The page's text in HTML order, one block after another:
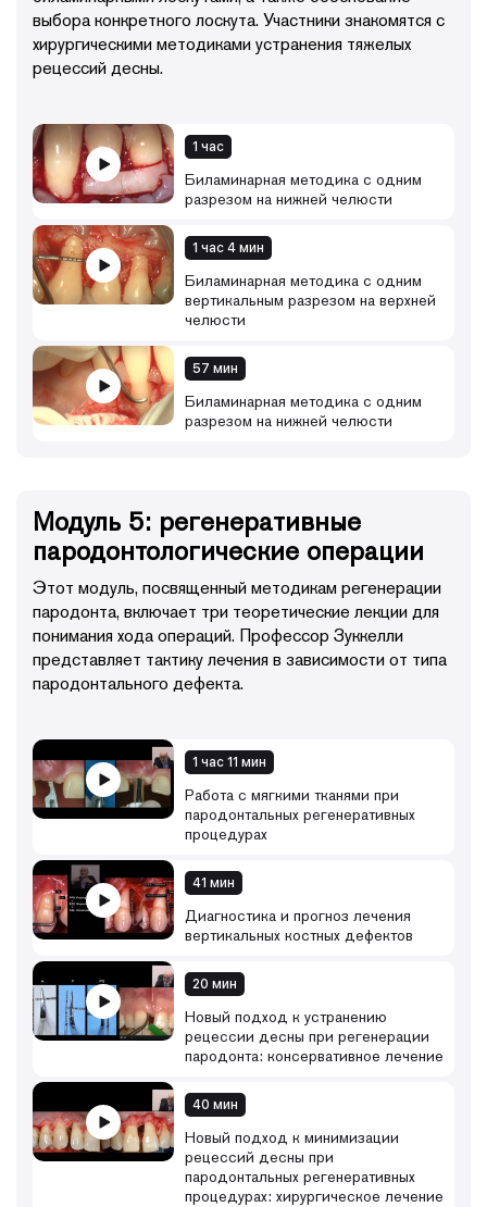
выбора конкретного лоскута. Участники знакомятся с
хирургическими методиками устранения тяжелых
рецессий десны.
1 час
Биламинарная методика с одним
разрезом на нижней челюсти
1 час 4 мин
Биламинарная методика с одним
вертикальным разрезом на верхней
челюсти
57 мин
Биламинарная методика с одним
разрезом на нижней челюсти
Модуль 5: регенеративные
пародонтологические операции
Этот модуль, посвященный методикам регенерации
пародонта, включает три теоретические лекции для
понимания хода операций. Профессор Зуккелли
представляет тактику лечения в зависимости от типа
пародонтального дефекта.
1 час 11 мин
Работа с мягкими тканями при
пародонтальных регенеративных
процедурах
41 мин
Диагностика и прогноз лечения
вертикальных костных дефектов
20 мин
Новый подход к устранению
рецессии десны при регенерации
пародонта: консервативное лечение
40 мин
Новый подход к минимизации
рецессий десны при
пародонтальных регенеративных
процедурах: хирургическое лечение